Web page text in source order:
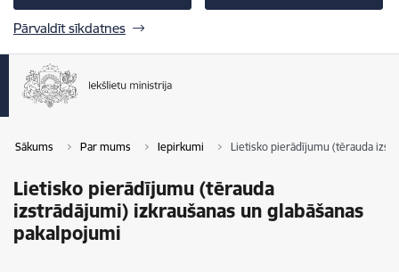
Pārvaldīt sīkdatnes
Sākums Par mums Iepirkumi Lietisko pierādījumu (tērauda
Lietisko pierādījumu (tērauda
izstrādājumi) izkraušanas un glabāšanas
pakalpojumi